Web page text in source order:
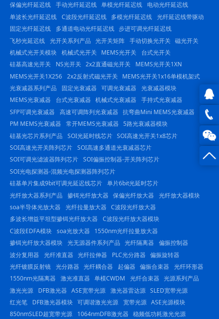
QQ在
线咨
询
0816
保偏光纤延迟线 手动光纤延迟线 单模光纤延迟线
电动光纤延迟线
单波长光纤延迟线 C波段光纤延迟线 多模光纤延迟线 光纤延迟线带驱动
固定光纤延迟线
多通道电动光纤延迟线 步进可调光纤延迟线
飞秒光延迟线 光开关系列产品 光开关矩阵 手动切换光开关 磁光开关
机械式光开关模块 机械式光开关 MEMS光开关
台式光开关
硅基高速光开关
NS光开关 2x2直通磁光开关
MEMS光开关1XN
MEMS光开关1X256 2x2反射式磁光开关
MEMS光开关1x16单模机架式
光衰减器系列产品
固定光衰减器 可调光衰减器
光衰减器模块
MEMS光衰减器
台式光衰减器 机械式光衰减器
手持式光衰减器
SFP可调光衰减器
高速可调阵列光衰减器 抗弯曲Mini MEMS光衰减器
PM MEMS光衰减器
常开MEMS光衰减器 5路光衰减器模块
硅基光芯片系列产品
SOI光延时线芯片 SOI高速光开关1x8芯片
SOI高速光开关阵列芯片 SOI高速多通道光衰减器芯片
SOI可调光滤波器阵列芯片 SOI偏振控制器-开关阵列芯片
SOI光电探测器-混频光电探测器阵列芯片
硅基单片集成9bit可调光延迟线芯片 单片6bit光延时芯片
光纤放大器系列产品
掺铒光纤放大器 保偏光纤放大器
光纤放大器模块
soa半导体光放大器
光纤拉曼放大器 C波段光纤放大器
多波长增益平坦型掺铒光纤放大器
C波段光纤放大器模块
C波段EDFA模块 soa光放大器
1550nm光纤拉曼放大器
掺铒光纤放大器模块 光无源器件系列产品 光纤隔离器
偏振控制器
波分复用器
光纤准直器 光纤拉伸器 PLC光分路器
偏振旋转器
光纤镀膜反射镜 光分路器 光纤耦合器 起偏器 偏振合束器
光纤环形器
1550nm光隔离器
激光准直器 单模CWDM 光纤合束器
光源系列产品
激光光源
DFB激光器 ASE宽带光源 激光器雷达源 SLED宽带光源
红光笔
DFB激光器模块 可调谐激光光源 宽带光源 ASE光源模块
850nmSLED超宽带光源
1064nmDFB激光器 稳频低功耗激光光源